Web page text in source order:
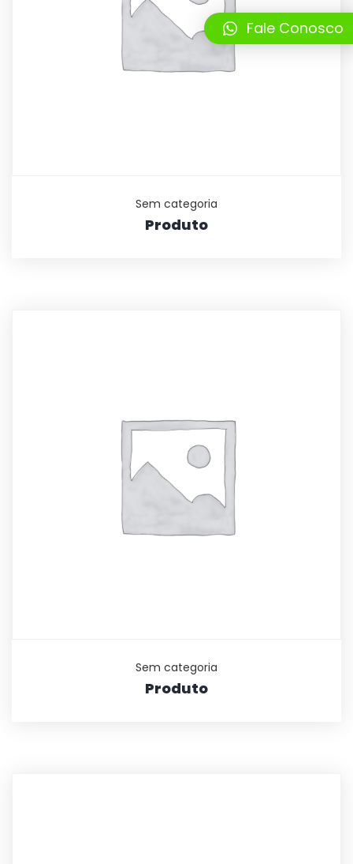
Sem categoria
Produto
Sem categoria
Produto
Fale Conosco